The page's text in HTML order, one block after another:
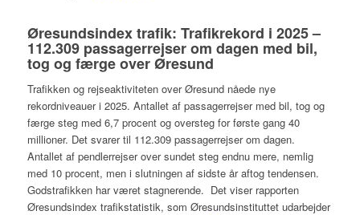
Øresundsindex trafik: Trafikrekord i 2025 –
112.309 passagerrejser om dagen med bil,
tog og færge over Øresund
Trafikken og rejseaktiviteten over Øresund nåede nye
rekordniveauer i 2025. Antallet af passagerrejser med bil, tog og
færge steg med 6,7 procent og oversteg for første gang 40
millioner. Det svarer til 112.309 passagerrejser om dagen.
Antallet af pendlerrejser over sundet steg endnu mere, nemlig
med 10 procent, men i slutningen af sidste år aftog tendensen.
Godstrafikken har været stagnerende. Det viser rapporten
Øresundsindex trafikstatistik, som Øresundsinstituttet udarbejder